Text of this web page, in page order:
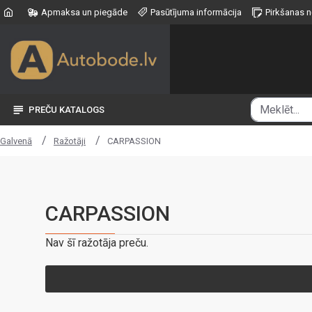
Apmaksa un piegāde Pasūtījuma informācija Pirkšanas
PREČU KATALOGS
Galvenā Ražotāji CARPASSION
CARPASSION
Nav šī ražotāja preču.